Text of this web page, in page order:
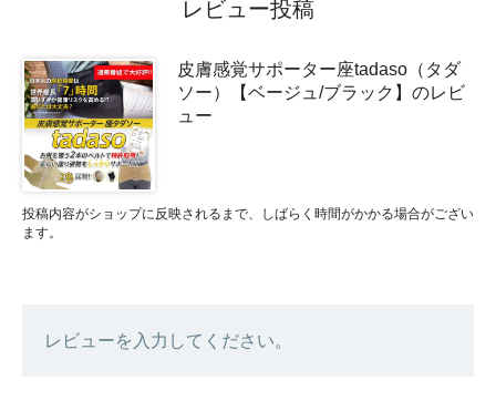
レビュー投稿
皮膚感覚サポーター座tadaso（タダ
ソー）【ベージュ/ブラック】のレビ
ュー
投稿内容がショップに反映されるまで、しばらく時間がかかる場合がござい
ます。
レビューを入力してください。